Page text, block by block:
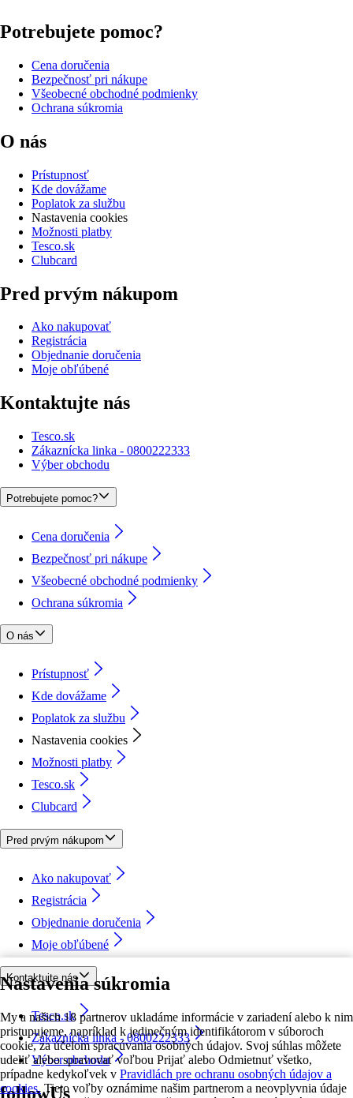
Nastavenia súkromia
My a našich 18 partnerov ukladáme informácie v zariadení alebo k nim
pristupujeme, napríklad k jedinečným identifikátorom v súboroch
cookie, za účelom spracúvania osobných údajov. Svoj súhlas môžete
udeliť alebo spravovať voľbou Prijať alebo Odmietnuť všetko,
prípadne kedykoľvek v Pravidlách pre ochranu osobných údajov a
cookies. Tieto voľby oznámime našim partnerom a neovplyvnia údaje
Potrebujete pomoc?
Cena doručenia
Bezpečnosť pri nákupe
Všeobecné obchodné podmienky
Ochrana súkromia
O nás
Prístupnosť
Kde dovážame
Poplatok za službu
Nastavenia cookies
Možnosti platby
Tesco.sk
Clubcard
Pred prvým nákupom
Ako nakupovať
Registrácia
Objednanie doručenia
Moje obľúbené
Kontaktujte nás
Tesco.sk
Zákaznícka linka - 0800222333
Výber obchodu
Potrebujete pomoc?
Cena doručenia
Bezpečnosť pri nákupe
Všeobecné obchodné podmienky
Ochrana súkromia
O nás
Prístupnosť
Kde dovážame
Poplatok za službu
Nastavenia cookies
Možnosti platby
Tesco.sk
Clubcard
Pred prvým nákupom
Ako nakupovať
Registrácia
Objednanie doručenia
Moje obľúbené
Kontaktujte nás
Tesco.sk
Zákaznícka linka - 0800222333
Výber obchodu
followUs